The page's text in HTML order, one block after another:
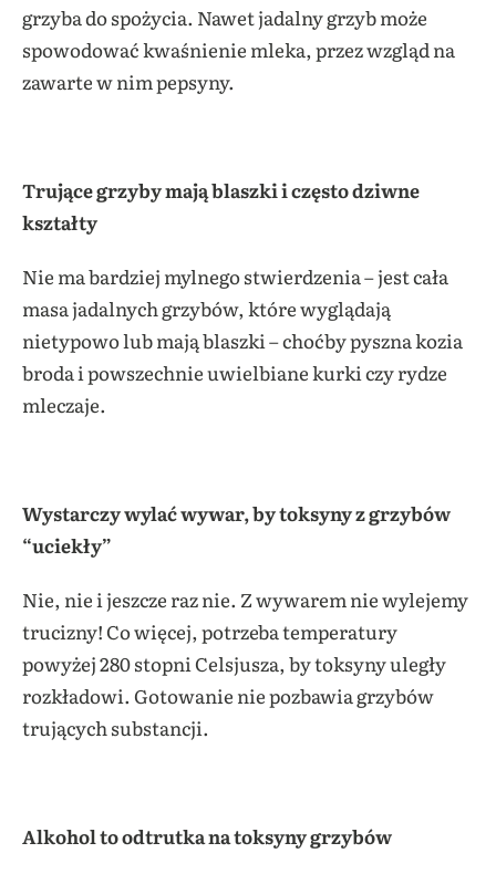
grzyba do spożycia. Nawet jadalny grzyb może
spowodować kwaśnienie mleka, przez wzgląd na
zawarte w nim pepsyny.
Trujące grzyby mają blaszki i często dziwne
kształty
Nie ma bardziej mylnego stwierdzenia – jest cała
masa jadalnych grzybów, które wyglądają
nietypowo lub mają blaszki – choćby pyszna kozia
broda i powszechnie uwielbiane kurki czy rydze
mleczaje.
Wystarczy wylać wywar, by toksyny z grzybów
“uciekły”
Nie, nie i jeszcze raz nie. Z wywarem nie wylejemy
trucizny! Co więcej, potrzeba temperatury
powyżej 280 stopni Celsjusza, by toksyny uległy
rozkładowi. Gotowanie nie pozbawia grzybów
trujących substancji.
Alkohol to odtrutka na toksyny grzybów